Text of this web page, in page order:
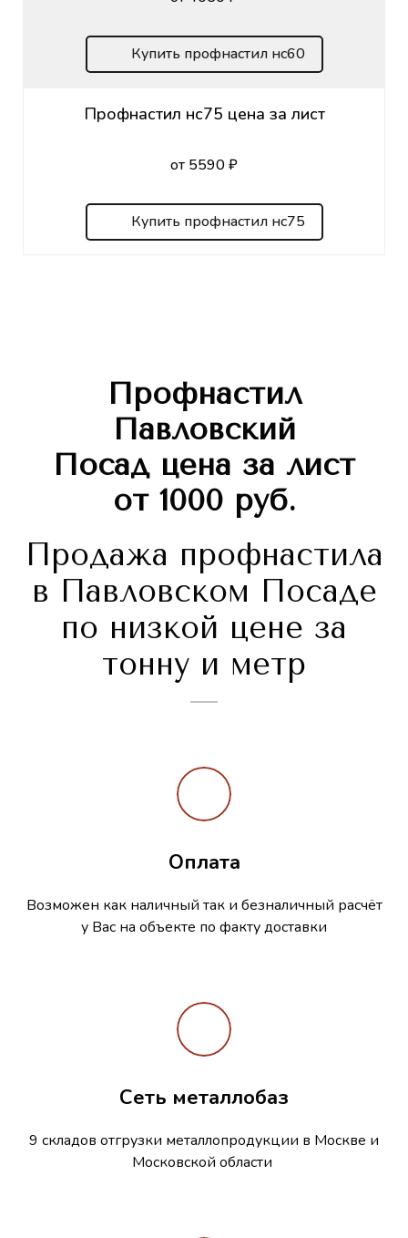
Купить профнастил нс60
Профнастил нс75 цена за лист
от 5590 ₽
Купить профнастил нс75
Профнастил
Павловский
Посад цена за лист
от 1000 руб.
Продажа профнастила
в Павловском Посаде
по низкой цене за
тонну и метр
Оплата
Возможен как наличный так и безналичный расчёт
у Вас на объекте по факту доставки
Сеть металлобаз
9 складов отгрузки металлопродукции в Москве и
Московской области